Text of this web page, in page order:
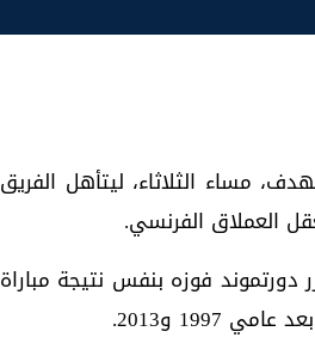
مساء الثلاثاء، ليتأهل الفريق
العملاق الفرنسي.
هدف المباراة الوحيد في الدقيقة 50 ليكرر دورتموند فوزه بنفس نتيجة مباراة
و2013.